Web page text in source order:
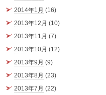
2014年1月 (16)
2013年12月 (10)
2013年11月 (7)
2013年10月 (12)
2013年9月 (9)
2013年8月 (23)
2013年7月 (22)